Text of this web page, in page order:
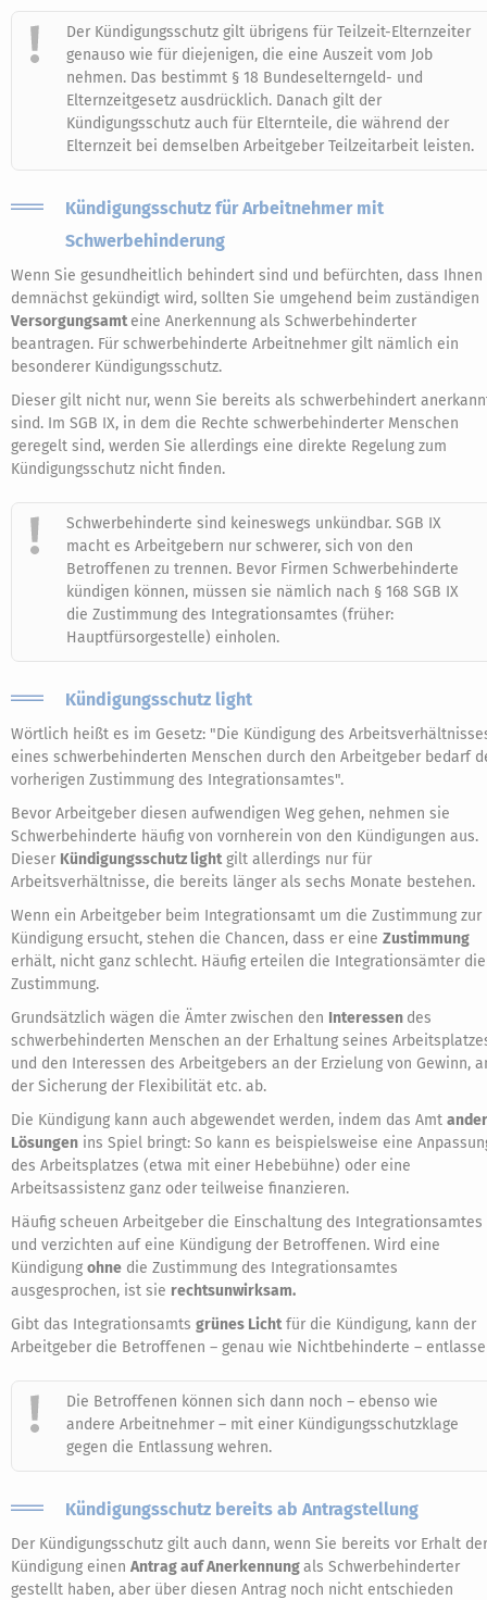
Der Kündigungsschutz gilt übrigens für Teilzeit-Elternzeiter
genauso wie für diejenigen, die eine Auszeit vom Job
nehmen. Das bestimmt § 18 Bundeselterngeld- und
Elternzeitgesetz ausdrücklich. Danach gilt der
Kündigungsschutz auch für Elternteile, die während der
Elternzeit bei demselben Arbeitgeber Teilzeitarbeit leisten.
Kündigungsschutz für Arbeitnehmer mit
Schwerbehinderung
Wenn Sie gesundheitlich behindert sind und befürchten, dass Ihnen
demnächst gekündigt wird, sollten Sie umgehend beim zuständigen
Versorgungsamteine Anerkennung als Schwerbehinderter
beantragen. Für schwerbehinderte Arbeitnehmer gilt nämlich ein
besonderer Kündigungsschutz.
Dieser gilt nicht nur, wenn Sie bereits als schwerbehindert
sind. Im SGB IX, in dem die Rechte schwerbehinderter Menschen
geregelt sind, werden Sie allerdings eine direkte Regelung zum
Kündigungsschutz nicht finden.
Schwerbehinderte sind keineswegs unkündbar. SGB IX
macht es Arbeitgebern nur schwerer, sich von den
Betroffenen zu trennen. Bevor Firmen Schwerbehinderte
kündigen können, müssen sie nämlich nach § 168 SGB IX
die Zustimmung des Integrationsamtes (früher:
Hauptfürsorgestelle) einholen.
Kündigungsschutz light
Wörtlich heißt es im Gesetz: "Die Kündigung des
eines schwerbehinderten Menschen durch den Arbeitgeber bedarf
vorherigen Zustimmung des Integrationsamtes".
Bevor Arbeitgeber diesen aufwendigen Weg gehen, nehmen sie
Schwerbehinderte häufig von vornherein von den Kündigungen aus.
Dieser Kündigungsschutz lightgilt allerdings nur für
Arbeitsverhältnisse, die bereits länger als sechs Monate bestehen.
Wenn ein Arbeitgeber beim Integrationsamt um die Zustimmung zur
Kündigung ersucht, stehen die Chancen, dass er eine Zustimmung
erhält, nicht ganz schlecht. Häufig erteilen die Integrationsämter die
Zustimmung.
Grundsätzlich wägen die Ämter zwischen den Interessen des
schwerbehinderten Menschen an der Erhaltung seines
und den Interessen des Arbeitgebers an der Erzielung von Gewinn,
der Sicherung der Flexibilität etc. ab.
Die Kündigung kann auch abgewendet werden, indem das Amt
Lösungen ins Spiel bringt: So kann es beispielsweise eine
des Arbeitsplatzes (etwa mit einer Hebebühne) oder eine
Arbeitsassistenz ganz oder teilweise finanzieren.
Häufig scheuen Arbeitgeber die Einschaltung des Integrationsamtes
und verzichten auf eine Kündigung der Betroffenen. Wird eine
Kündigung ohne die Zustimmung des Integrationsamtes
ausgesprochen, ist sie rechtsunwirksam.
Gibt das Integrationsamts grünes Lichtfür die Kündigung, kann der
Arbeitgeber die Betroffenen – genau wie Nichtbehinderte –
Die Betroffenen können sich dann noch – ebenso wie
andere Arbeitnehmer – mit einer Kündigungsschutzklage
gegen die Entlassung wehren.
Kündigungsschutz bereits ab Antragstellung
Der Kündigungsschutz gilt auch dann, wenn Sie bereits vor Erhalt der
Kündigung einen Antrag auf Anerkennungals Schwerbehinderter
gestellt haben, aber über diesen Antrag noch nicht entschieden